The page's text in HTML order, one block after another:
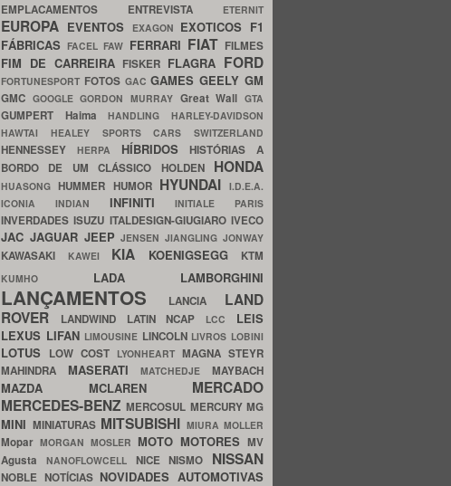
EMPLACAMENTOS ENTREVISTA ETERNIT
EUROPA EVENTOS EXAGON EXOTICOS F1
FÁBRICASFACELFAW FERRARI FIAT FILMES
FIM DE CARREIRA FISKER FLAGRA FORD
FORTUNESPORT FOTOS GACGAMESGEELYGM
GMC GOOGLEGORDON MURRAY Great WallGTA
GUMPERT HaimaHANDLINGHARLEY-DAVIDSON
HAWTAI HEALEY SPORTS CARS SWITZERLAND
HENNESSEY HERPA HÍBRIDOSHISTÓRIAS A
BORDO DE UM CLÁSSICO HOLDEN HONDA
HUASONGHUMMER HUMOR HYUNDAI I.D.E.A.
ICONIA INDIAN INFINITIINITIALE PARIS
INVERDADESISUZU ITALDESIGN-GIUGIAROIVECO
JAC JAGUAR JEEPJENSENJIANGLINGJONWAY
KAWASAKI KAWEI KIA KOENIGSEGG KTM
KUMHO LADA LAMBORGHINI
LANÇAMENTOS LANCIA LAND
ROVER
LANDWIND LATIN NCAP LCC LEIS
LEXUS LIFAN LIMOUSINE LINCOLN LIVROS LOBINI
LOTUS LOW COST LYONHEART MAGNA STEYR
MAHINDRA MASERATIMATCHEDJEMAYBACH
MAZDA MCLAREN MERCADO
MERCEDES-BENZMERCOSUL MERCURYMG
MINI MINIATURAS MITSUBISHI MIURA MOLLER
Mopar MORGAN MOSLER MOTO MOTORES MV
Agusta NANOFLOWCELL NICENISMO NISSAN
NOBLE NOTÍCIAS NOVIDADES AUTOMOTIVAS